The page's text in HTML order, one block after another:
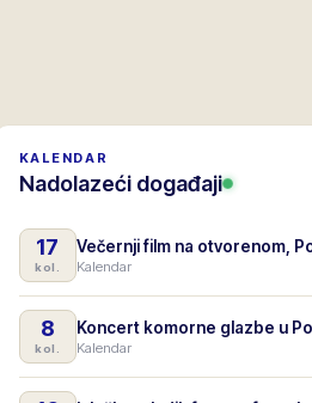
KALENDAR
Nadolazeći događaji
17
kol.
Večernji film na otvorenom,
Kalendar
8
kol.
Koncert komorne glazbe u
Kalendar